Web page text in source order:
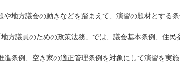
や地方議会の動きなどを踏まえて、演習の題材とする
方議員のための政策法務」では、議会基本条例、住民
進条例、空き家の適正管理条例を対象にして演習を実